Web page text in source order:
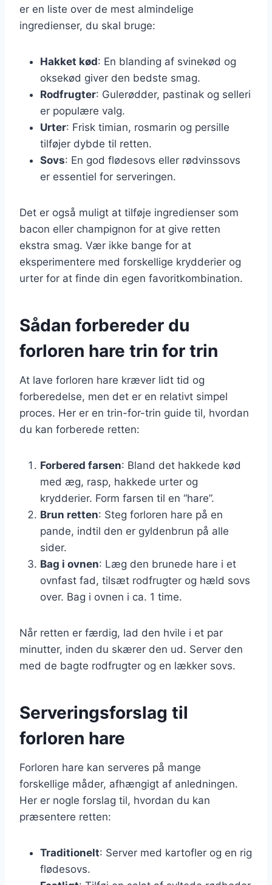
er en liste over de mest almindelige
ingredienser, du skal bruge:
Hakket kød: En blanding af svinekød og
oksekød giver den bedste smag.
Rodfrugter: Gulerødder, pastinak og selleri
er populære valg.
Urter: Frisk timian, rosmarin og persille
tilføjer dybde til retten.
Sovs: En god flødesovs eller rødvinssovs
er essentiel for serveringen.
Det er også muligt at tilføje ingredienser som
bacon eller champignon for at give retten
ekstra smag. Vær ikke bange for at
eksperimentere med forskellige krydderier og
urter for at finde din egen favoritkombination.
Sådan forbereder du
forloren hare trin for trin
At lave forloren hare kræver lidt tid og
forberedelse, men det er en relativt simpel
proces. Her er en trin-for-trin guide til, hvordan
du kan forberede retten:
Forbered farsen: Bland det hakkede kød
med æg, rasp, hakkede urter og
krydderier. Form farsen til en “hare”.
Brun retten: Steg forloren hare på en
pande, indtil den er gyldenbrun på alle
sider.
Bag i ovnen: Læg den brunede hare i et
ovnfast fad, tilsæt rodfrugter og hæld sovs
over. Bag i ovnen i ca. 1 time.
Når retten er færdig, lad den hvile i et par
minutter, inden du skærer den ud. Server den
med de bagte rodfrugter og en lækker sovs.
Serveringsforslag til
forloren hare
Forloren hare kan serveres på mange
forskellige måder, afhængigt af anledningen.
Her er nogle forslag til, hvordan du kan
præsentere retten:
Traditionelt: Server med kartofler og en rig
flødesovs.